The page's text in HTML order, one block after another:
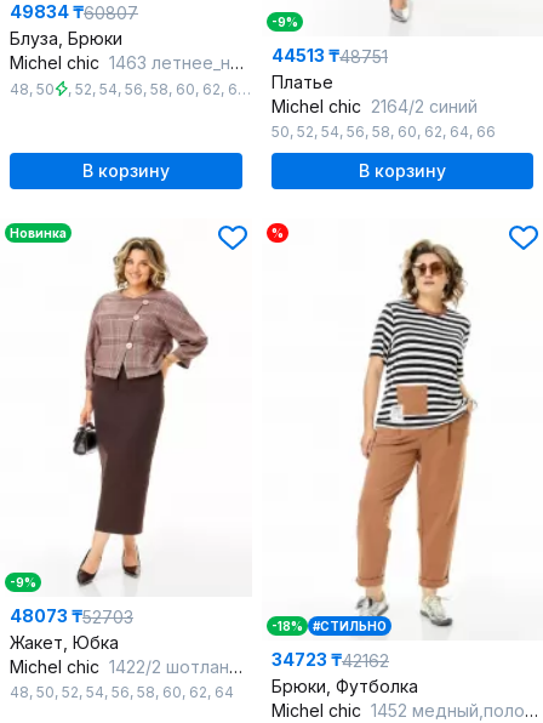
49834 ₸60807
Блуза, Брюки
Michel chic 1463 летнее_небо
48, 50 , 52, 54, 56, 58, 60, 62, 64
В корзину
-9%
44513 ₸48751
Платье
Michel chic 2164/2 синий
50, 52, 54, 56, 58, 60, 62, 64, 66
В корзину
Новинка
-9%
48073 ₸52703
Жакет, Юбка
Michel chic 1422/2 шотландка
48, 50, 52, 54, 56, 58, 60, 62, 64
%
-18% #СТИЛЬНО
34723 ₸42162
Брюки, Футболка
Michel chic 1452 медный,полоска